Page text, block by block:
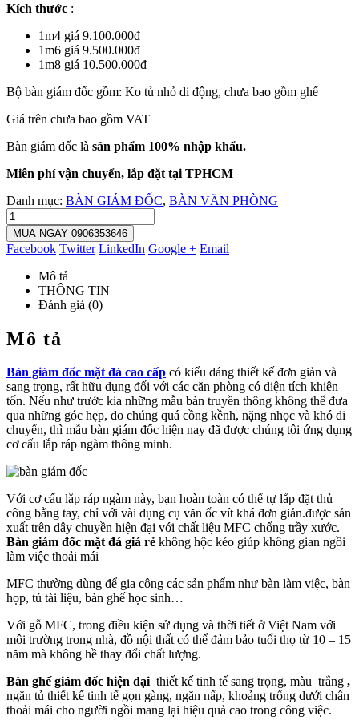
Kích thước :
1m4 giá 9.100.000đ
1m6 giá 9.500.000đ
1m8 giá 10.500.000đ
Bộ bàn giám đốc gồm: Ko tủ nhỏ di động, chưa bao gồm ghế
Giá trên chưa bao gồm VAT
Bàn giám đốc là sản phẩm 100% nhập khẩu.
Miên phí vận chuyển, lắp đặt tại TPHCM
Danh mục: BÀN GIÁM ĐỐC, BÀN VĂN PHÒNG
MUA NGAY 0906353646
Facebook Twitter LinkedIn Google + Email
Mô tả
THÔNG TIN
Đánh giá (0)
Mô tả
Bàn giám đốc mặt đá cao cấp có kiểu dáng thiết kế đơn giản và
sang trọng, rất hữu dụng đối với các căn phòng có diện tích khiên
tốn. Nếu như trước kia những mẫu bàn truyền thông không thể đưa
qua những góc hẹp, do chúng quá cồng kềnh, nặng nhọc và khó di
chuyển, thì mẫu bàn giám đốc hiện nay đã được chúng tôi ứng dụng
cơ cấu lắp ráp ngàm thông minh.
Với cơ cấu lắp ráp ngàm này, bạn hoàn toàn có thể tự lắp đặt thủ
công bằng tay, chỉ với vài dụng cụ văn ốc vít khá đơn giản.được sản
xuất trên dây chuyền hiện đại với chất liệu MFC chống trầy xước.
Bàn giám đốc mặt đá giá rẻ không hộc kéo giúp không gian ngồi
làm việc thoải mái
MFC thường dùng để gia công các sản phẩm như bàn làm việc, bàn
họp, tủ tài liệu, bàn ghế học sinh…
Với gỗ MFC, trong điều kiện sử dụng và thời tiết ở Việt Nam với
môi trường trong nhà, đồ nội thất có thể đảm bảo tuổi thọ từ 10 – 15
năm mà không hề thay đổi chất lượng.
Bàn ghế giám đốc hiện đại thiết kế tinh tế sang trọng, màu trắng ,
ngăn tủ thiết kế tinh tế gọn gàng, ngăn nấp, khoảng trống dưới chân
thoải mái cho người ngồi mang lại hiệu quả cao trong công việc.